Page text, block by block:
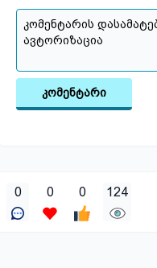
კომენტარი
0 0 0 124